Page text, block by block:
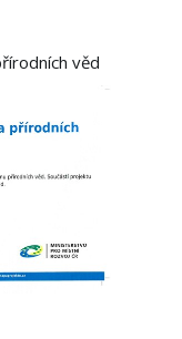
věd